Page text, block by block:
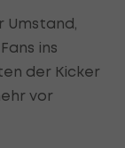
Umstand,
ins
der Kicker
vor